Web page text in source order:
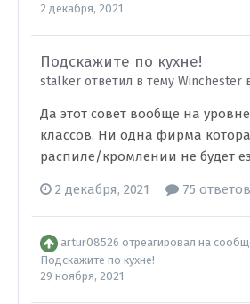
2 декабря, 2021
Подскажите по кухне!
stalker ответил в тему Winchester
Да этот совет вообще на
классов. Ни одна фирма
распиле/кромлении не будет
2 декабря, 2021 75 ответов
artur08526 отреагировал на
Подскажите по кухне!
29 ноября, 2021